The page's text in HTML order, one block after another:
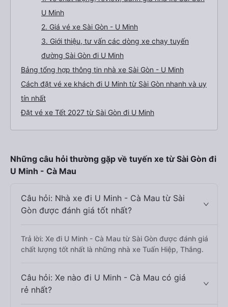
U Minh
2. Giá vé xe Sài Gòn - U Minh
3. Giới thiệu, tư vấn các dòng xe chạy tuyến
đường Sài Gòn đi U Minh
Bảng tổng hợp thông tin nhà xe Sài Gòn - U Minh
Cách đặt vé xe khách đi U Minh từ Sài Gòn nhanh và uy
tín nhất
Đặt vé xe Tết 2027 từ Sài Gòn đi U Minh
Những câu hỏi thường gặp về tuyến xe từ Sài Gòn đi
U Minh - Cà Mau
Câu hỏi: Nhà xe đi U Minh - Cà Mau từ Sài
Gòn được đánh giá tốt nhất?
Trả lời: Xe đi U Minh - Cà Mau từ Sài Gòn được đánh giá
chất lượng tốt nhất là những nhà xe Tuấn Hiệp, Thắng.
Câu hỏi: Xe nào đi U Minh - Cà Mau có giá
rẻ nhất?